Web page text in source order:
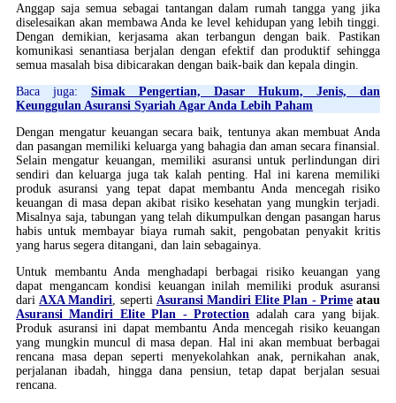
Anggap saja semua sebagai tantangan dalam rumah tangga yang jika
diselesaikan akan membawa Anda ke level kehidupan yang lebih tinggi.
Dengan demikian, kerjasama akan terbangun dengan baik. Pastikan
komunikasi senantiasa berjalan dengan efektif dan produktif sehingga
semua masalah bisa dibicarakan dengan baik-baik dan kepala dingin.
Baca juga: Simak Pengertian, Dasar Hukum, Jenis, dan
Keunggulan Asuransi Syariah Agar Anda Lebih Paham
Dengan mengatur keuangan secara baik, tentunya akan membuat Anda
dan pasangan memiliki keluarga yang bahagia dan aman secara finansial.
Selain mengatur keuangan, memiliki asuransi untuk perlindungan diri
sendiri dan keluarga juga tak kalah penting. Hal ini karena memiliki
produk asuransi yang tepat dapat membantu Anda mencegah risiko
keuangan di masa depan akibat risiko kesehatan yang mungkin terjadi.
Misalnya saja, tabungan yang telah dikumpulkan dengan pasangan harus
habis untuk membayar biaya rumah sakit, pengobatan penyakit kritis
yang harus segera ditangani, dan lain sebagainya.
Untuk membantu Anda menghadapi berbagai risiko keuangan yang
dapat mengancam kondisi keuangan inilah memiliki produk asuransi
dari AXA Mandiri , seperti Asuransi Mandiri Elite Plan - Primeatau
Asuransi Mandiri Elite Plan - Protection adalah cara yang bijak.
Produk asuransi ini dapat membantu Anda mencegah risiko keuangan
yang mungkin muncul di masa depan. Hal ini akan membuat berbagai
rencana masa depan seperti menyekolahkan anak, pernikahan anak,
perjalanan ibadah, hingga dana pensiun, tetap dapat berjalan sesuai
rencana.